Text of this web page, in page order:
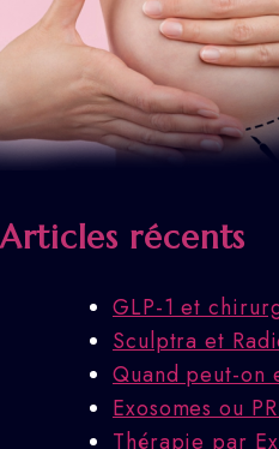
Articles récents
GLP-1 et
Sculptra et
Quand peut-on
Exosomes ou
Thérapie par